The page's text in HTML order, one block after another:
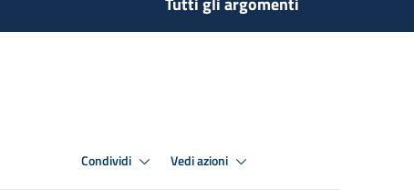
Condividi Vedi azioni